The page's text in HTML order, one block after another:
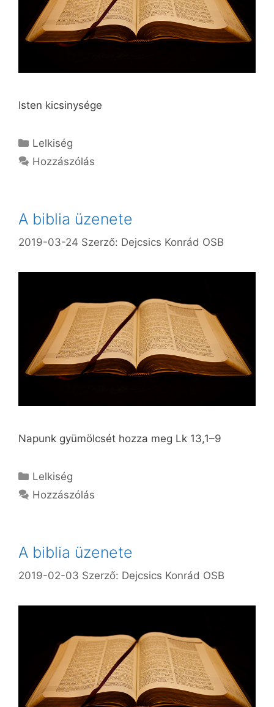
Isten kicsinysége
Kategória
Lelkiség
Hozzászólás
A biblia üzenete
2019-03-24 Szerző: Dejcsics Konrád OSB
Napunk gyümölcsét hozza meg Lk 13,1–9
Kategória
Lelkiség
Hozzászólás
A biblia üzenete
2019-02-03 Szerző: Dejcsics Konrád OSB